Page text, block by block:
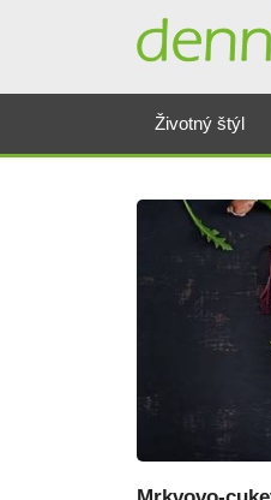
Dennikrelax
Životný štýl